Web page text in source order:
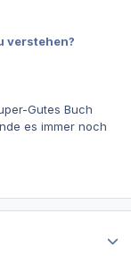
verstehen?
Gutes Buch
es immer noch